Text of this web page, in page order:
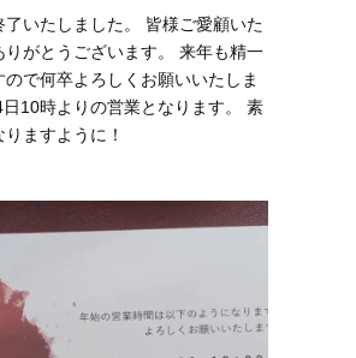
了いたしました。 皆様ご愛顧いた
りがとうございます。 来年も精一
で何卒よろしくお願いいたしま
10時よりの営業となります。 素
ますように！